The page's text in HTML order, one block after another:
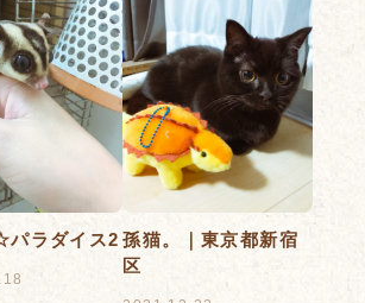
パラダイス2 孫猫。｜東京都新宿
区